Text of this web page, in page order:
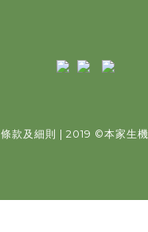
條款及細則 | 2019 ©本家生